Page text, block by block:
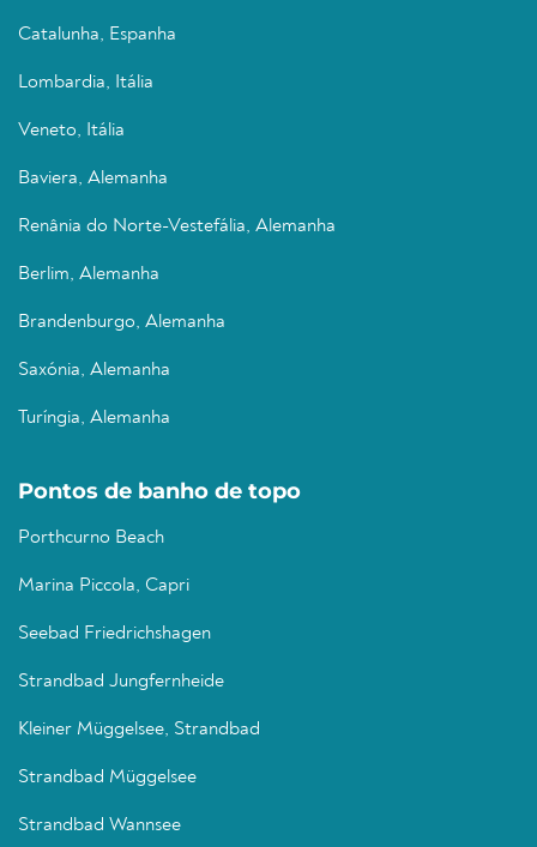
Catalunha, Espanha
Lombardia, Itália
Veneto, Itália
Baviera, Alemanha
Renânia do Norte-Vestefália, Alemanha
Berlim, Alemanha
Brandenburgo, Alemanha
Saxónia, Alemanha
Turíngia, Alemanha
Pontos de banho de topo
Porthcurno Beach
Marina Piccola, Capri
Seebad Friedrichshagen
Strandbad Jungfernheide
Kleiner Müggelsee, Strandbad
Strandbad Müggelsee
Strandbad Wannsee